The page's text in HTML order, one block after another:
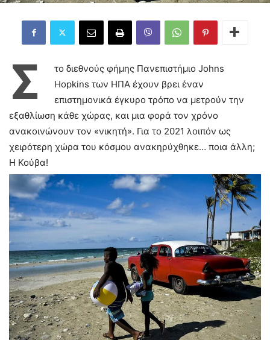
Σ
το διεθνούς φήμης Πανεπιστήμιο Johns
Hopkins των ΗΠΑ έχουν βρει έναν
επιστημονικά έγκυρο τρόπο να μετρούν την
εξαθλίωση κάθε χώρας, και μια φορά τον χρόνο
ανακοινώνουν τον «νικητή». Για το 2021 λοιπόν ως
χειρότερη χώρα του κόσμου ανακηρύχθηκε… ποια άλλη;
Η Κούβα!